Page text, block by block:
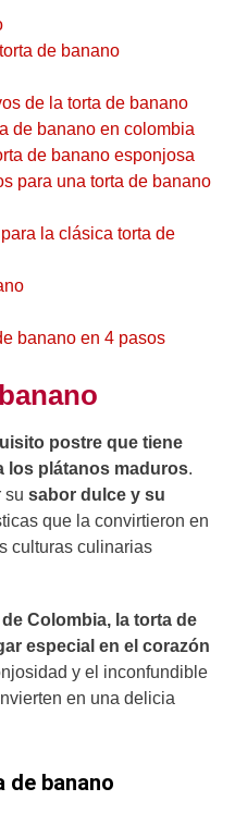
de banano
de la torta de banano
de banano en colombia
de banano esponjosa
para una torta de banano
la clásica torta de
banano en 4 pasos
postre que tiene
los plátanos maduros.
su sabor dulce y su
que la convirtieron en
culturas culinarias
Colombia, la torta de
especial en el corazón
y el inconfundible
en una delicia
de banano